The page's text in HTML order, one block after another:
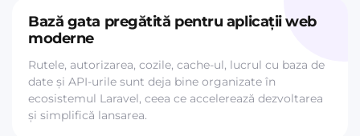
Bază gata pregătită pentru aplicații web
moderne
Rutele, autorizarea, cozile, cache-ul, lucrul cu baza de
date și API-urile sunt deja bine organizate în
ecosistemul Laravel, ceea ce accelerează dezvoltarea
și simplifică lansarea.